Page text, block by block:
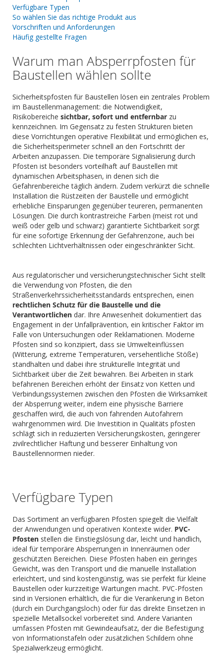
Verfügbare Typen
So wählen Sie das richtige Produkt aus
Vorschriften und Anforderungen
Häufig gestellte Fragen
Warum man Absperrpfosten für
Baustellen wählen sollte
Sicherheitspfosten für Baustellen lösen ein zentrales Problem
im Baustellenmanagement: die Notwendigkeit,
Risikobereiche sichtbar, sofort und entfernbar zu
kennzeichnen. Im Gegensatz zu festen Strukturen bieten
diese Vorrichtungen operative Flexibilität und ermöglichen es,
die Sicherheitsperimeter schnell an den Fortschritt der
Arbeiten anzupassen. Die temporäre Signalisierung durch
Pfosten ist besonders vorteilhaft auf Baustellen mit
dynamischen Arbeitsphasen, in denen sich die
Gefahrenbereiche täglich ändern. Zudem verkürzt die schnelle
Installation die Rüstzeiten der Baustelle und ermöglicht
erhebliche Einsparungen gegenüber teureren, permanenten
Lösungen. Die durch kontrastreiche Farben (meist rot und
weiß oder gelb und schwarz) garantierte Sichtbarkeit sorgt
für eine sofortige Erkennung der Gefahrenzone, auch bei
schlechten Lichtverhältnissen oder eingeschränkter Sicht.
Aus regulatorischer und versicherungstechnischer Sicht stellt
die Verwendung von Pfosten, die den
Straßenverkehrssicherheitsstandards entsprechen, einen
rechtlichen Schutz für die Baustelle und die
Verantwortlichen dar. Ihre Anwesenheit dokumentiert das
Engagement in der Unfallprävention, ein kritischer Faktor im
Falle von Untersuchungen oder Reklamationen. Moderne
Pfosten sind so konzipiert, dass sie Umwelteinflüssen
(Witterung, extreme Temperaturen, versehentliche Stöße)
standhalten und dabei ihre strukturelle Integrität und
Sichtbarkeit über die Zeit bewahren. Bei Arbeiten in stark
befahrenen Bereichen erhöht der Einsatz von Ketten und
Verbindungssystemen zwischen den Pfosten die Wirksamkeit
der Absperrung weiter, indem eine physische Barriere
geschaffen wird, die auch von fahrenden Autofahrern
wahrgenommen wird. Die Investition in Qualitäts pfosten
schlägt sich in reduzierten Versicherungskosten, geringerer
zivilrechtlicher Haftung und besserer Einhaltung von
Baustellennormen nieder.
Verfügbare Typen
Das Sortiment an verfügbaren Pfosten spiegelt die Vielfalt
der Anwendungen und operativen Kontexte wider. PVC-
Pfosten stellen die Einstiegslösung dar, leicht und handlich,
ideal für temporäre Absperrungen in Innenräumen oder
geschützten Bereichen. Diese Pfosten haben ein geringes
Gewicht, was den Transport und die manuelle Installation
erleichtert, und sind kostengünstig, was sie perfekt für kleine
Baustellen oder kurzzeitige Wartungen macht. PVC-Pfosten
sind in Versionen erhältlich, die für die Verankerung in Beton
(durch ein Durchgangsloch) oder für das direkte Einsetzen in
spezielle Metallsockel vorbereitet sind. Andere Varianten
umfassen Pfosten mit Gewindeaufsatz, der die Befestigung
von Informationstafeln oder zusätzlichen Schildern ohne
Spezialwerkzeug ermöglicht.